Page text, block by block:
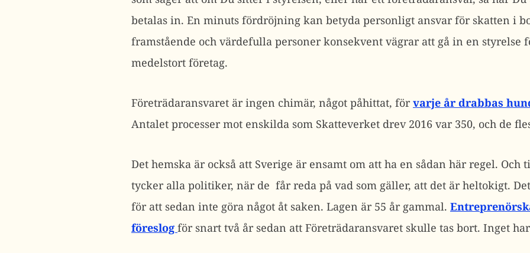
betalas in. En minuts fördröjning kan betyda personligt ansvar för skatten i
framstående och värdefulla personer konsekvent vägrar att gå in en styrelse
medelstort företag.
Företrädaransvaret är ingen chimär, något påhittat, förvarje år drabbas
Antalet processer mot enskilda som Skatteverket drev 2016 var 350, och de
Det hemska är också att Sverige är ensamt om att ha en sådan här regel. Och
tycker alla politiker, när de får reda på vad som gäller, att det är heltokigt.
för att sedan inte göra något åt saken. Lagen är 55 år gammal.
föreslog för snart två år sedan att Företrädaransvaret skulle tas bort. Inget